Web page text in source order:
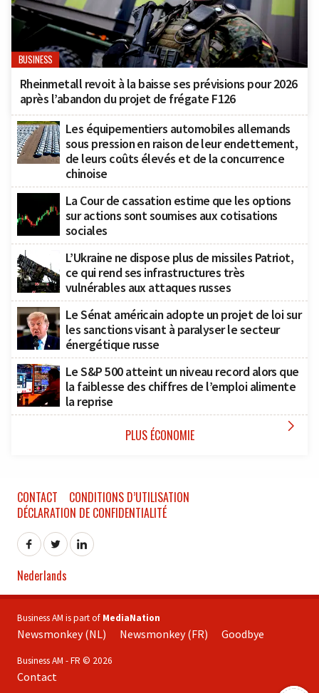
BUSINESS
Rheinmetall revoit à la baisse ses prévisions pour 2026
après l’abandon du projet de frégate F126
Les équipementiers automobiles allemands
sous pression en raison de leur endettement,
de leurs coûts élevés et de la concurrence
chinoise
La Cour de cassation estime que les options
sur actions sont soumises aux cotisations
sociales
L’Ukraine ne dispose plus de missiles Patriot,
ce qui rend ses infrastructures très
vulnérables aux attaques russes
Le Sénat américain adopte un projet de loi sur
les sanctions visant à paralyser le secteur
énergétique russe
Le S&P 500 atteint un niveau record alors que
la faiblesse des chiffres de l’emploi alimente
la reprise
PLUS ÉCONOMIE 
CONTACT
CONDITIONS D’UTILISATION
DÉCLARATION DE CONFIDENTIALITÉ
Nederlands
Business AM is part of MediaNation
Newsmonkey (NL) Newsmonkey (FR) Goodbye
Business AM - FR © 2026
Contact